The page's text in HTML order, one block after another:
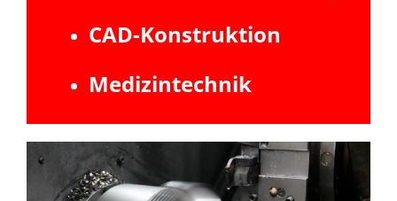
CAD-Konstruktion
Medizintechnik